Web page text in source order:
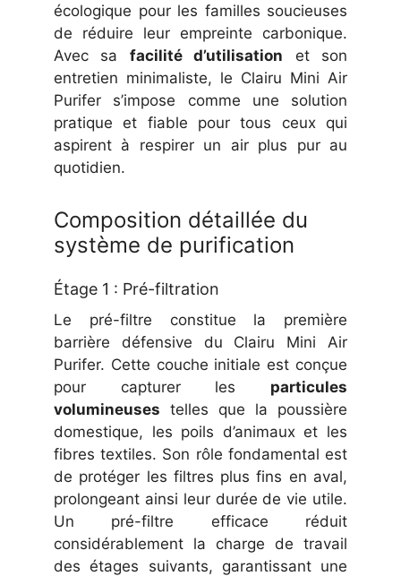
écologique pour les familles soucieuses
de réduire leur empreinte carbonique.
Avec sa facilité d’utilisation et son
entretien minimaliste, le Clairu Mini Air
Purifer s’impose comme une solution
pratique et fiable pour tous ceux qui
aspirent à respirer un air plus pur au
quotidien.
Composition détaillée du
système de purification
Étage 1 : Pré-filtration
Le pré-filtre constitue la première
barrière défensive du Clairu Mini Air
Purifer. Cette couche initiale est conçue
pour capturer les particules
volumineuses telles que la poussière
domestique, les poils d’animaux et les
fibres textiles. Son rôle fondamental est
de protéger les filtres plus fins en aval,
prolongeant ainsi leur durée de vie utile.
Un pré-filtre efficace réduit
considérablement la charge de travail
des étages suivants, garantissant une